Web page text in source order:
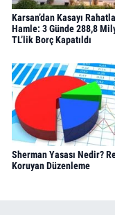
Karsan’dan Kasayı
Hamle: 3 Günde 288,8
TL’lik Borç Kapatıldı
Sherman Yasası Nedir?
Koruyan Düzenleme